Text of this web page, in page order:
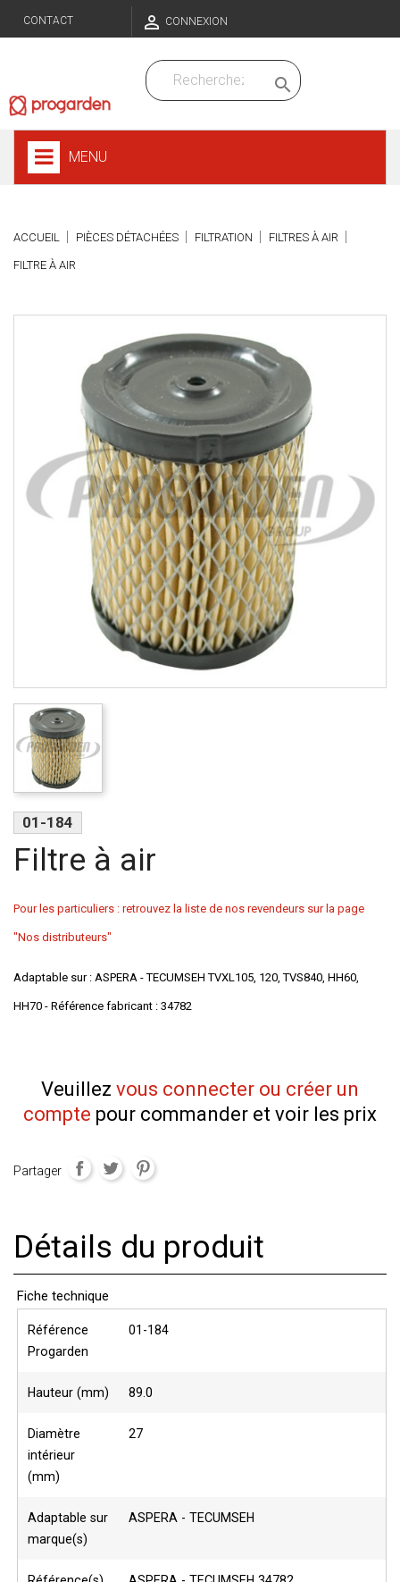
CONTACT  CONNEXION

MENU
ACCUEIL PIÈCES DÉTACHÉES FILTRATION FILTRES À AIR
FILTRE À AIR
01-184
Filtre à air
Pour les particuliers : retrouvez la liste de nos revendeurs sur la page
"Nos distributeurs"
Adaptable sur : ASPERA - TECUMSEH TVXL105, 120, TVS840, HH60,
HH70 - Référence fabricant : 34782
Veuillez vous connecter ou créer un
compte pour commander et voir les prix
Partager
Détails du produit
Fiche technique
Référence
Progarden
01-184
Hauteur (mm) 89.0
Diamètre
intérieur
(mm)
27
Adaptable sur
marque(s)
ASPERA - TECUMSEH